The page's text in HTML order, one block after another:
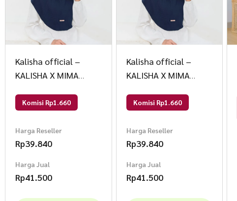
Kalisha official –
KALISHA X MIMA
Rayon Hijab VANYA
Komisi Rp1.660
Harga Reseller
Rp39.840
Harga Jual
Rp41.500
Kalisha official –
KALISHA X MIMA
Rayon Hijab VANYA
Komisi Rp1.660
Harga Reseller
Rp39.840
Harga Jual
Rp41.500